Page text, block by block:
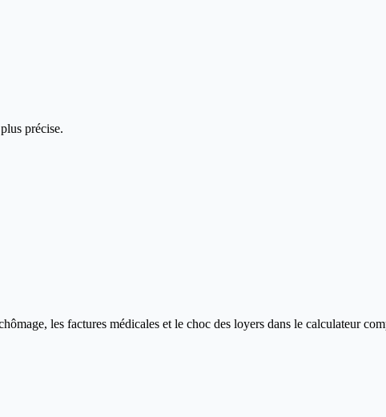
précise.
les factures médicales et le choc des loyers dans le calculateur